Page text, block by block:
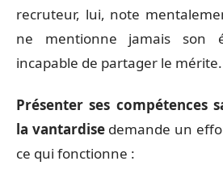
recruteur, lui, note
ne mentionne jamais son
incapable de partager le mérite.
Présenter ses compétences
la vantardisedemande un
ce qui fonctionne :